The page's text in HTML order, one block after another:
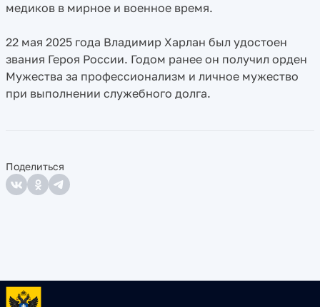
медиков в мирное и военное время.
22 мая 2025 года Владимир Харлан был удостоен
звания Героя России. Годом ранее он получил орден
Мужества за профессионализм и личное мужество
при выполнении служебного долга.
Поделиться